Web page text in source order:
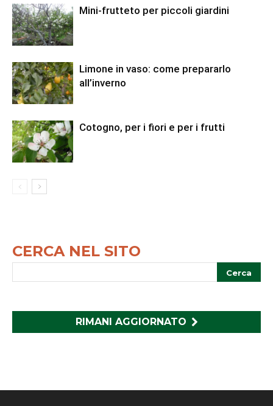
Mini-frutteto per piccoli giardini
Limone in vaso: come prepararlo
all’inverno
Cotogno, per i fiori e per i frutti
CERCA NEL SITO
RIMANI AGGIORNATO